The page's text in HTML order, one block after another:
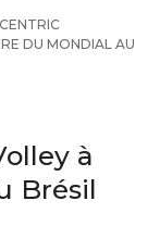
DU MONDIAL AU
à
Brésil